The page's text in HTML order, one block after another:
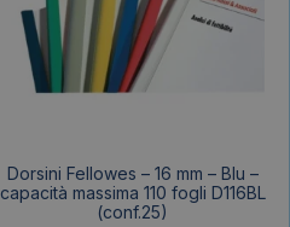
Dorsini Fellowes – 16 mm – Blu –
capacità massima 110 fogli D116BL
(conf.25)